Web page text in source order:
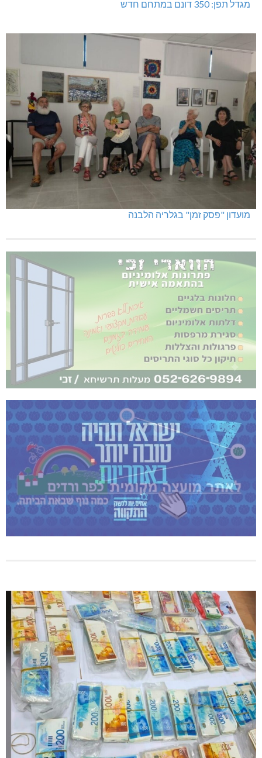
מגדל תפן: 350 דונם במתחם חדש
מועדון "פסק זמן" בגלריה הלבנה